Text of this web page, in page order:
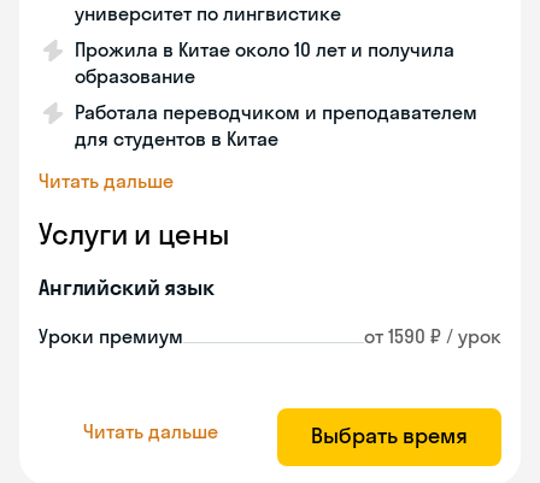
университет по лингвистике
Прожила в Китае около 10 лет и получила
образование
Работала переводчиком и преподавателем
для студентов в Китае
Читать дальше
Услуги и цены
Английский язык
Уроки премиум от 1590 ₽ / урок
Читать дальше Выбрать время